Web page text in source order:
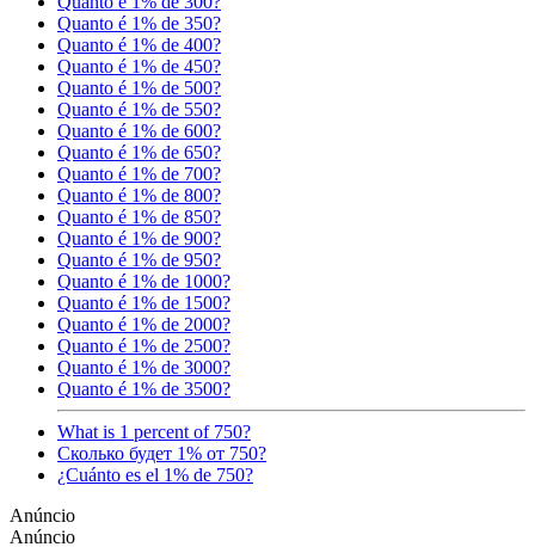
Quanto é 1% de 350?
Quanto é 1% de 400?
Quanto é 1% de 450?
Quanto é 1% de 500?
Quanto é 1% de 550?
Quanto é 1% de 600?
Quanto é 1% de 650?
Quanto é 1% de 700?
Quanto é 1% de 800?
Quanto é 1% de 850?
Quanto é 1% de 900?
Quanto é 1% de 950?
Quanto é 1% de 1000?
Quanto é 1% de 1500?
Quanto é 1% de 2000?
Quanto é 1% de 2500?
Quanto é 1% de 3000?
Quanto é 1% de 3500?
What is 1 percent of 750?
Сколько будет 1% от 750?
¿Cuánto es el 1% de 750?